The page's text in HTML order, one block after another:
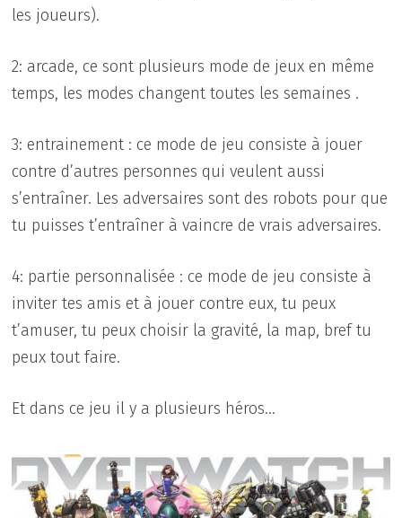
les joueurs).
2: arcade, ce sont plusieurs mode de jeux en même
temps, les modes changent toutes les semaines .
3: entrainement : ce mode de jeu consiste à jouer
contre d’autres personnes qui veulent aussi
s’entraîner. Les adversaires sont des robots pour que
tu puisses t’entraîner à vaincre de vrais adversaires.
4: partie personnalisée : ce mode de jeu consiste à
inviter tes amis et à jouer contre eux, tu peux
t’amuser, tu peux choisir la gravité, la map, bref tu
peux tout faire.
Et dans ce jeu il y a plusieurs héros…